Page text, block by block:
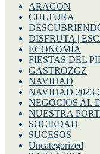
ARAGON
CULTURA
DISFRUTA |
ECONOMÍA
FIESTAS DEL
GASTROZGZ
NAVIDAD
NAVIDAD 2023-
NEGOCIOS AL
NUESTRA
SOCIEDAD
SUCESOS
Uncategorized